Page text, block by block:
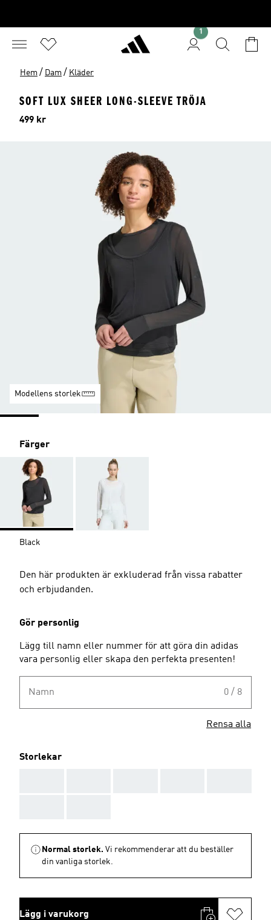
1
Hem / Dam / Kläder
SOFT LUX SHEER LONG-SLEEVE TRÖJA
Pris
499 kr
Modellens storlek
Färger
Black
Den här produkten är exkluderad från vissa rabatter
och erbjudanden.
Gör personlig
Lägg till namn eller nummer för att göra din adidas
vara personlig eller skapa den perfekta presenten!
Namn 0 / 8
Rensa alla
Storlekar
Normal storlek. Vi rekommenderar att du beställer
din vanliga storlek.
Lägg i varukorg